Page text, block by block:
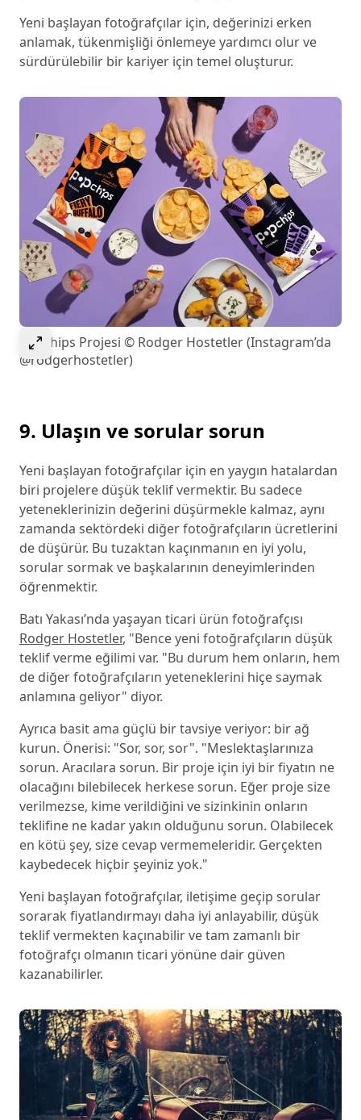
Yeni başlayan fotoğrafçılar için, değerinizi erken
anlamak, tükenmişliği önlemeye yardımcı olur ve
sürdürülebilir bir kariyer için temel oluşturur.
Görseli genişletmek için seçin
Popchips Projesi © Rodger Hostetler (Instagram’da
@rodgerhostetler)
9. Ulaşın ve sorular sorun
Yeni başlayan fotoğrafçılar için en yaygın hatalardan
biri projelere düşük teklif vermektir. Bu sadece
yeteneklerinizin değerini düşürmekle kalmaz, aynı
zamanda sektördeki diğer fotoğrafçıların ücretlerini
de düşürür. Bu tuzaktan kaçınmanın en iyi yolu,
sorular sormak ve başkalarının deneyimlerinden
öğrenmektir.
Batı Yakası’nda yaşayan ticari ürün fotoğrafçısı
Rodger Hostetler, "Bence yeni fotoğrafçıların düşük
teklif verme eğilimi var. "Bu durum hem onların, hem
de diğer fotoğrafçıların yeteneklerini hiçe saymak
anlamına geliyor" diyor.
Ayrıca basit ama güçlü bir tavsiye veriyor: bir ağ
kurun. Önerisi: "Sor, sor, sor". "Meslektaşlarınıza
sorun. Aracılara sorun. Bir proje için iyi bir fiyatın ne
olacağını bilebilecek herkese sorun. Eğer proje size
verilmezse, kime verildiğini ve sizinkinin onların
teklifine ne kadar yakın olduğunu sorun. Olabilecek
en kötü şey, size cevap vermemeleridir. Gerçekten
kaybedecek hiçbir şeyiniz yok."
Yeni başlayan fotoğrafçılar, iletişime geçip sorular
sorarak fiyatlandırmayı daha iyi anlayabilir, düşük
teklif vermekten kaçınabilir ve tam zamanlı bir
fotoğrafçı olmanın ticari yönüne dair güven
kazanabilirler.